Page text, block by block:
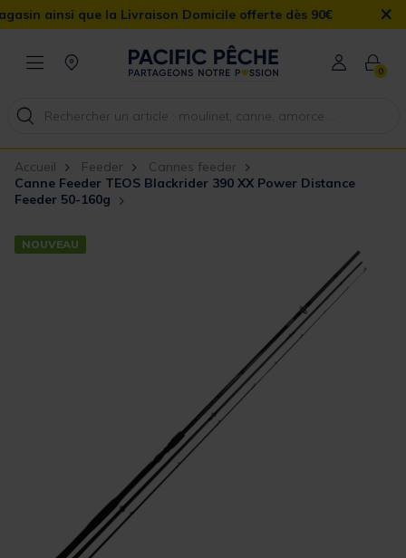
que la Livraison Domicile offerte dès 90€ ×
0
Accueil Feeder
Cannes feeder
Canne Feeder TEOS Blackrider 390 XX Power Distance
Feeder 50-160g
NOUVEAU